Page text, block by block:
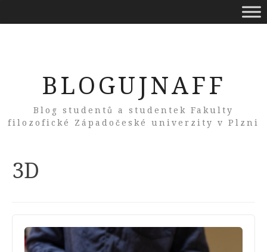
BLOGUJNAFF
Blog studentů a studentek Fakulty
filozofické Západočeské univerzity v Plzni
Tag:
3D